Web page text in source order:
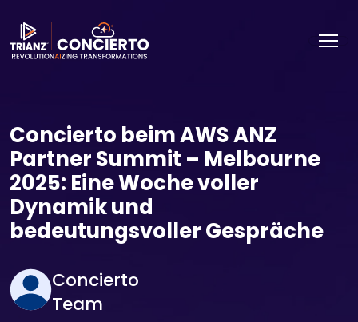
Concierto beim AWS ANZ
Partner Summit – Melbourne
2025: Eine Woche voller
Dynamik und
bedeutungsvoller Gespräche
Concierto
Team